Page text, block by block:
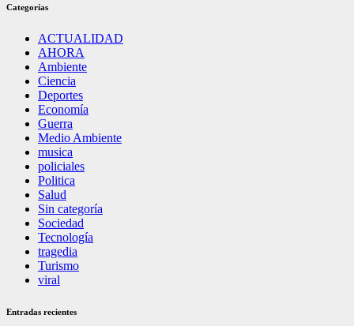
Categorías
ACTUALIDAD
AHORA
Ambiente
Ciencia
Deportes
Economía
Guerra
Medio Ambiente
musica
policiales
Politica
Salud
Sin categoría
Sociedad
Tecnología
tragedia
Turismo
viral
Entradas recientes